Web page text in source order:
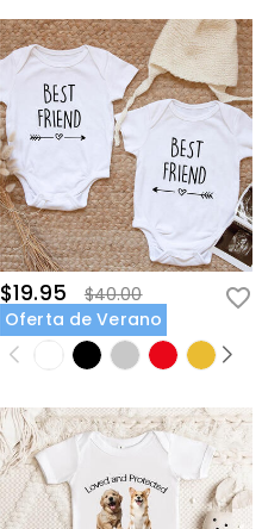
$19.95
$40.00
Oferta de Verano